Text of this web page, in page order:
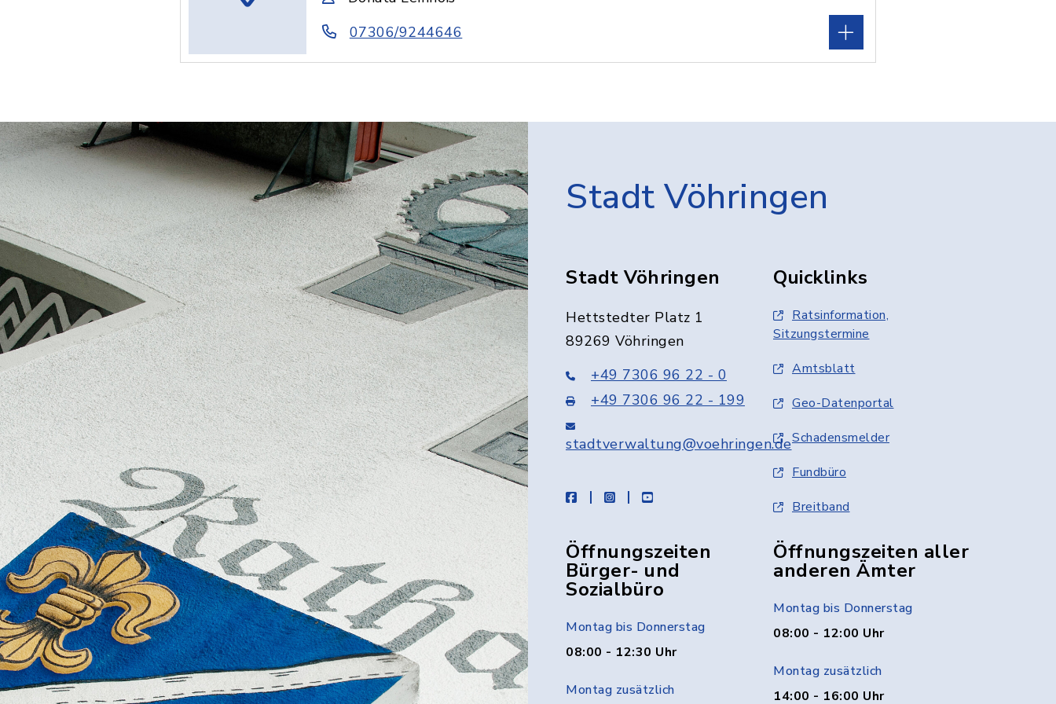
07306/9244646
Stadt Vöhringen
Stadt Vöhringen
Hettstedter Platz 1
89269 Vöhringen
+49 7306 96 22 - 0
+49 7306 96 22 - 199
stadtverwaltung@voehringen.de
facebookinstagramyoutube
Quicklinks
Ratsinformation,
Sitzungstermine
Amtsblatt
Geo-Datenportal
Schadensmelder
Fundbüro
Breitband
Öffnungszeiten
Bürger- und
Sozialbüro
Montag bis Donnerstag
08:00 - 12:30 Uhr
Montag zusätzlich
Öffnungszeiten aller
anderen Ämter
Montag bis Donnerstag
08:00 - 12:00 Uhr
Montag zusätzlich
14:00 - 16:00 Uhr